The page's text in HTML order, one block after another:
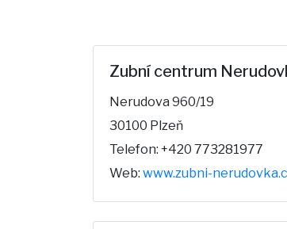
Zubní centrum
Nerudova 960/19
30100 Plzeň
Telefon: +420 773281977
Web: www.zubni-